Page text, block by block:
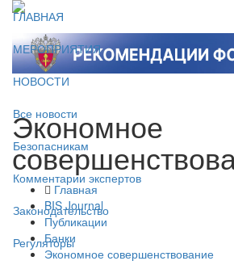
ГЛАВНАЯ
МЕРОПРИЯТИЯ
НОВОСТИ
Все новости
Безопасникам
Комментарии экспертов
Законодательство
Регуляторы
Экономное
Главная
BIS Journal
Публикации
Банки
Экономное совершенствование